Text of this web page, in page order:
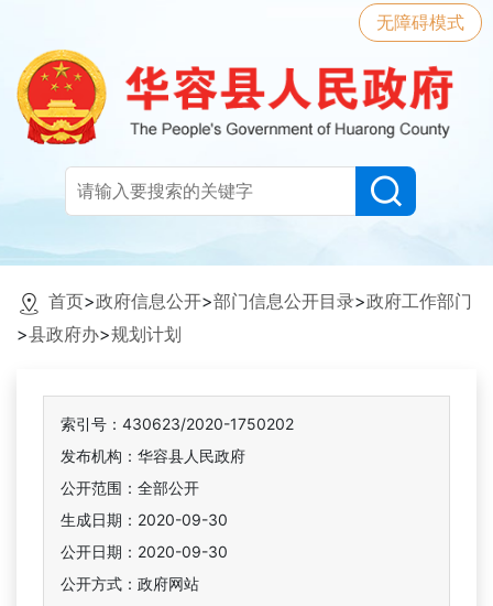
无障碍模式
首页>政府信息公开>部门信息公开目录>政府工作部门
>县政府办>规划计划
索引号：430623/2020-1750202
发布机构：华容县人民政府
公开范围：全部公开
生成日期：2020-09-30
公开日期：2020-09-30
公开方式：政府网站